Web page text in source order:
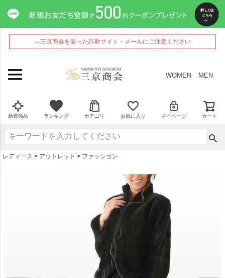
→三京商会を装った詐欺サイト・メールにご注意ください
WOMEN MEN
新着商品 ランキング カテゴリ お気に入り マイページ カート
レディース アウトレット ファッション
ペー
ジト
ップ
へ